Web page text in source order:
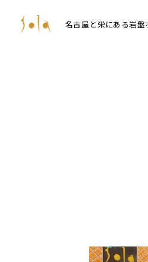
名古屋と栄にある岩盤